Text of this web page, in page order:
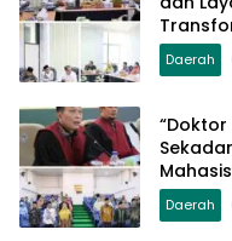
Daerah
“Doktor
Daerah